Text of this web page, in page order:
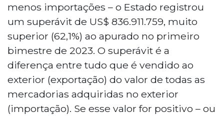
menos importações – o Estado registrou
um superávit de US$ 836.911.759, muito
superior (62,1%) ao apurado no primeiro
bimestre de 2023. O superávit é a
diferença entre tudo que é vendido ao
exterior (exportação) do valor de todas as
mercadorias adquiridas no exterior
(importação). Se esse valor for positivo – ou